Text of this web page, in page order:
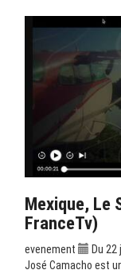
Mexique, Le
FranceTv)
evenement
Du
José Camacho est